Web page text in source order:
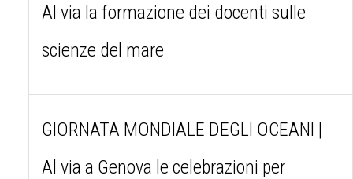
Al via la formazione dei docenti sulle
scienze del mare
GIORNATA MONDIALE DEGLI OCEANI |
Al via a Genova le celebrazioni per